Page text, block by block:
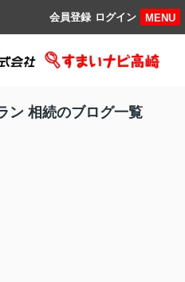
MENU
ログイン
会員登録
ン 相続のブログ一覧